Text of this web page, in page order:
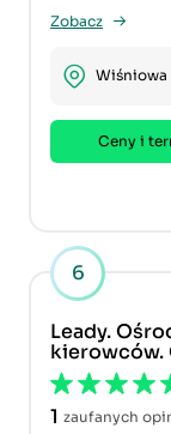
Zobacz
Wiśniowa
Ceny i
6
Leady.
kierowców.
1 zaufanych